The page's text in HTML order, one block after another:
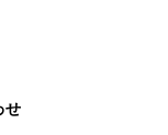
せ